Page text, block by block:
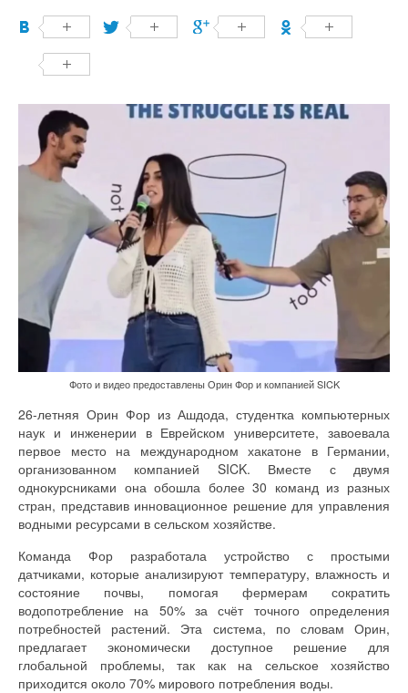
Фото и видео предоставлены Орин Фор и компанией SICK
26-летняя Орин Фор из Ашдода, студентка компьютерных
наук и инженерии в Еврейском университете, завоевала
первое место на международном хакатоне в Германии,
организованном компанией SICK. Вместе с двумя
однокурсниками она обошла более 30 команд из разных
стран, представив инновационное решение для управления
водными ресурсами в сельском хозяйстве.
Команда Фор разработала устройство с простыми
датчиками, которые анализируют температуру, влажность и
состояние почвы, помогая фермерам сократить
водопотребление на 50% за счёт точного определения
потребностей растений. Эта система, по словам Орин,
предлагает экономически доступное решение для
глобальной проблемы, так как на сельское хозяйство
приходится около 70% мирового потребления воды.